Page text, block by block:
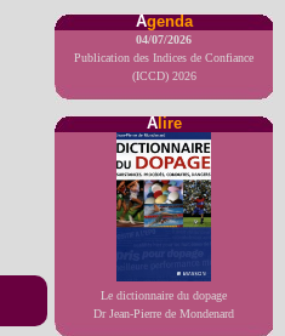
Agenda
04/07/2026
Publication des Indices de Confiance
(ICCD) 2026
Alire
Le dictionnaire du dopage
Dr Jean-Pierre de Mondenard